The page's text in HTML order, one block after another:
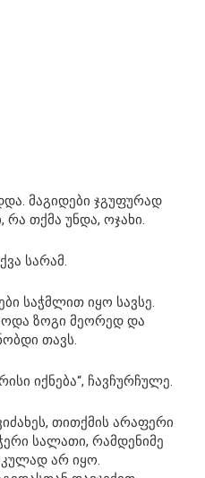
მაგიდები ჯგუფურად
რა თქმა უნდა, ოჯახი.
სარამ.
საჭმლით იყო სავსე.
ზოგი მეორედ და
თავს.
იქნება“, ჩავჩურჩულე.
თითქმის არაფერი
სალათი, რამდენიმე
არ იყო.